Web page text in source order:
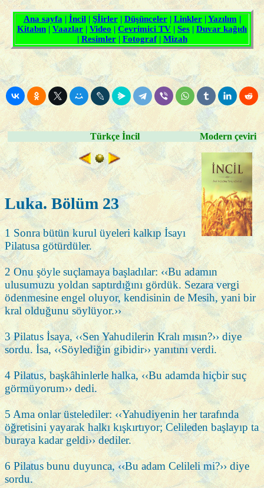
Türkçe İncil Modern çeviri
Luka. Bölüm 23
1 Sonra bütün kurul üyeleri kalkıp İsayı
Pilatusa götürdüler.
2 Onu şöyle suçlamaya başladılar: ‹‹Bu adamın
ulusumuzu yoldan saptırdığını gördük. Sezara vergi
ödenmesine engel oluyor, kendisinin de Mesih, yani bir
kral olduğunu söylüyor.››
3 Pilatus İsaya, ‹‹Sen Yahudilerin Kralı mısın?›› diye
sordu. İsa, ‹‹Söylediğin gibidir›› yanıtını verdi.
4 Pilatus, başkâhinlerle halka, ‹‹Bu adamda hiçbir suç
görmüyorum›› dedi.
5 Ama onlar üstelediler: ‹‹Yahudiyenin her tarafında
öğretisini yayarak halkı kışkırtıyor; Celileden başlayıp ta
buraya kadar geldi›› dediler.
6 Pilatus bunu duyunca, ‹‹Bu adam Celileli mi?›› diye
sordu.